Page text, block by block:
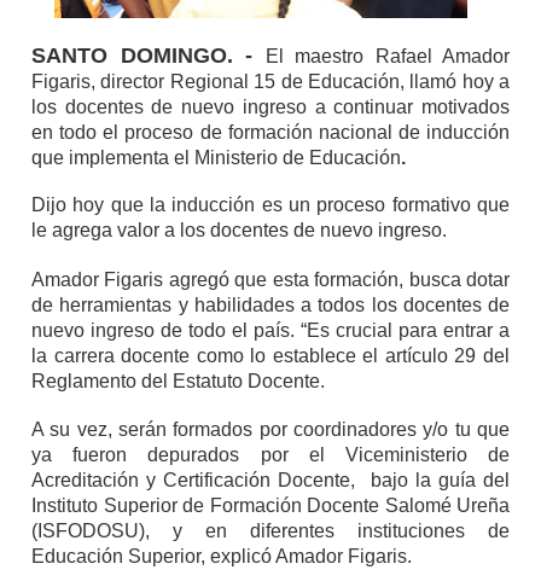
SANTO DOMINGO. -
El maestro Rafael Amador
Figaris, director Regional 15 de Educación, llamó hoy a
los docentes de nuevo ingreso a continuar motivados
en todo el proceso de formación nacional de inducción
que implementa el Ministerio de Educación.
Dijo hoy que la inducción es un proceso formativo que
le agrega valor a los docentes de nuevo ingreso.
Amador Figaris agregó que esta formación, busca dotar
de herramientas y habilidades a todos los docentes de
nuevo ingreso de todo el país. “Es crucial para entrar a
la carrera docente como lo establece el artículo 29 del
Reglamento del Estatuto Docente.
A su vez, serán formados por coordinadores y/o tu que
ya fueron depurados por el Viceministerio de
Acreditación y Certificación Docente, bajo la guía del
Instituto Superior de Formación Docente Salomé Ureña
(ISFODOSU), y en diferentes instituciones de
Educación Superior, explicó Amador Figaris.